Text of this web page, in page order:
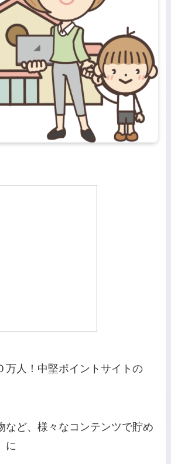
万人！中堅ポイントサイトの
など、様々なコンテンツで貯め
に